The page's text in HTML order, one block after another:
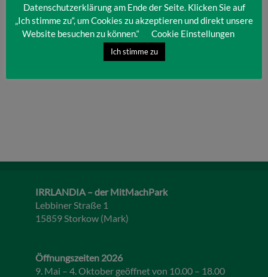
IRRLANDIA – der MitMachPark
Lebbiner Straße 1
15859 Storkow (Mark)
Öffnungszeiten 2026
9. Mai – 4. Oktober geöffnet von 10.00 – 18.00
Datenschutzerklärung am Ende der Seite. Klicken Sie auf
„Ich stimme zu“, um Cookies zu akzeptieren und direkt unsere
Website besuchen zu können.“
Cookie Einstellungen
Ich stimme zu